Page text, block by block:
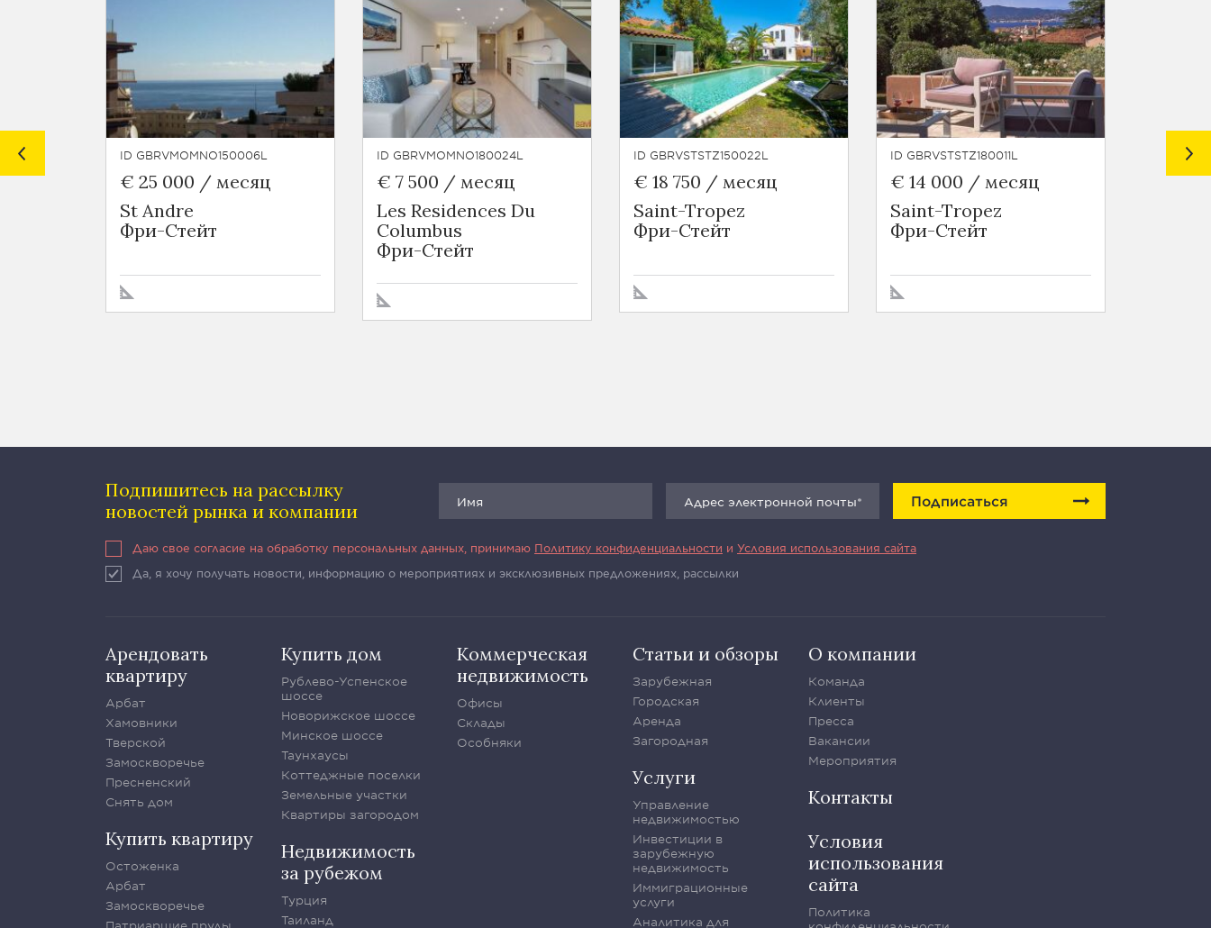
ID GBRVMOMNO150006L
€ 25 000 / месяц
St Andre
Фри-Стейт
ID GBRVMOMNO180024L
€ 7 500 / месяц
Les Residences Du
Columbus
Фри-Стейт
ID GBRVSTSTZ150022L
€ 18 750 / месяц
Saint-Tropez
Фри-Стейт
ID GBRVSTSTZ180011L
€ 14 000 / месяц
Saint-Tropez
Фри-Стейт
ID
€ 33
Подпишитесь на рассылку
новостей рынка и компании
Подписаться
Даю свое согласие на обработку персональных данных, принимаю Политику конфиденциальности и Условия использования сайта
Да, я хочу получать новости, информацию о мероприятиях и эксклюзивных предложениях, рассылки
Арендовать
квартиру
Арбат
Хамовники
Тверской
Замоскворечье
Пресненский
Снять дом
Купить квартиру
Остоженка
Арбат
Замоскворечье
Купить дом
Рублево-Успенское
шоссе
Новорижское шоссе
Минское шоссе
Таунхаусы
Коттеджные поселки
Земельные участки
Квартиры загородом
Недвижимость
за рубежом
Турция
Таиланд
Коммерческая
недвижимость
Офисы
Склады
Особняки
Статьи и обзоры
Зарубежная
Городская
Аренда
Загородная
Услуги
Управление
недвижимостью
Инвестиции в
зарубежную
недвижимость
Иммиграционные
услуги
Аналитика для
О компании
Команда
Клиенты
Пресса
Вакансии
Мероприятия
Контакты
Условия
использования
сайта
Политика